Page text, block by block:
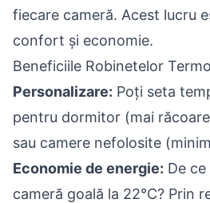
fiecare cameră. Acest lucru
confort și economie.
Beneficiile Robinetelor
Personalizare: Poți seta
pentru dormitor (mai
sau camere nefolosite
Economie de energie: De
cameră goală la 22°C? Prin